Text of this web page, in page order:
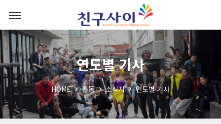
연도별 기사
HOME 활동 소식지 연도별 기사